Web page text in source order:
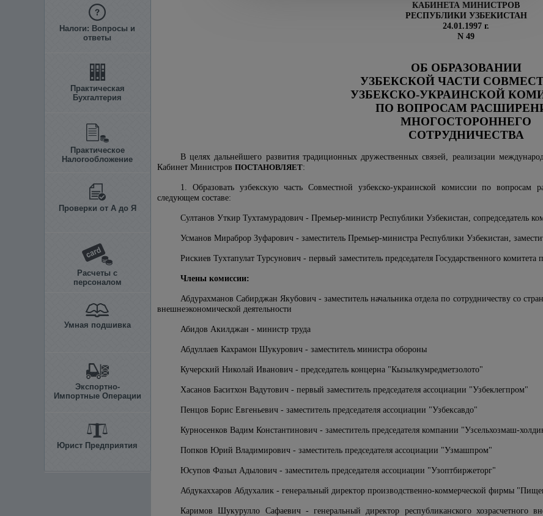
Налоги: Вопросы и
ответы
Практическая
Бухгалтерия
Практическое
Налогообложение
Проверки от А до Я
Расчеты с
персоналом
Умная подшивка
Экспортно-
Импортные Операции
Юрист Предприятия
КАБИНЕТА МИНИСТРОВ
РЕСПУБЛИКИ УЗБЕКИСТАН
24.01.1997 г.
N 49
ОБ ОБРАЗОВАНИИ
УЗБЕКСКОЙ ЧАСТИ
УЗБЕКСКО-УКРАИНСКОЙ
ПО ВОПРОСАМ
МНОГОСТОРОННЕГО
СОТРУДНИЧЕСТВА
В целях дальнейшего развития традиционных дружественных связей, реализации
Кабинет Министров ПОСТАНОВЛЯЕТ:
1. Образовать узбекскую часть Совместной узбекско-украинской комиссии по вопросам
следующем составе:
Султанов Уткир Тухтамурадович - Премьер-министр Республики Узбекистан, сопредседатель
Усманов Мираброр Зуфарович - заместитель Премьер-министра Республики Узбекистан,
Рискиев Тухтапулат Турсунович - первый заместитель председателя Государственного комитета
Члены комиссии:
Абдурахманов Сабирджан Якубович - заместитель начальника отдела по сотрудничеству со
внешнеэкономической деятельности
Абидов Акилджан - министр труда
Абдуллаев Кахрамон Шукурович - заместитель министра обороны
Кучерский Николай Иванович - председатель концерна "Кызылкумредметзолото"
Хасанов Баситхон Вадутович - первый заместитель председателя ассоциации "Узбеклегпром"
Пенцов Борис Евгеньевич - заместитель председателя ассоциации "Узбексавдо"
Курносенков Вадим Константинович - заместитель председателя компании "Узсельхозмаш-
Попков Юрий Владимирович - заместитель председателя ассоциации "Узмашпром"
Юсупов Фазыл Адылович - заместитель председателя ассоциации "Узоптбиржеторг"
Абдукаххаров Абдухалик - генеральный директор производственно-коммерческой фирмы
Каримов Шукурулло Сафаевич - генеральный директор республиканского хозрасчетного